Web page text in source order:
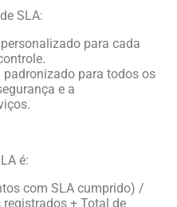
SLA:
personalizado para cada
padronizado para todos os
e a
é:
com SLA cumprido) /
+ Total de